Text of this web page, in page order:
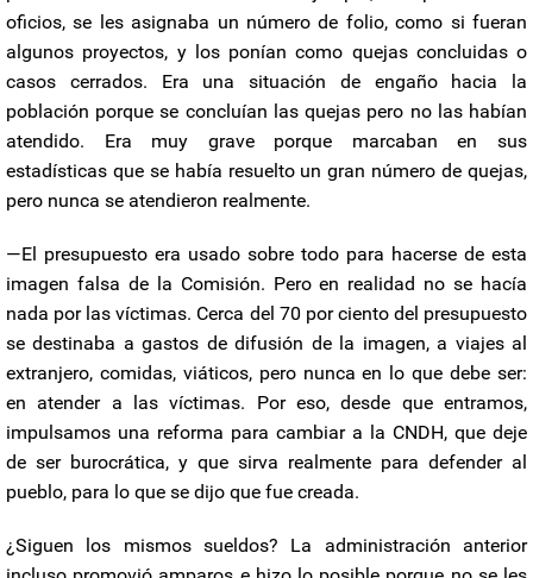
oficios, se les asignaba un número de folio, como si fueran
algunos proyectos, y los ponían como quejas concluidas o
casos cerrados. Era una situación de engaño hacia la
población porque se concluían las quejas pero no las habían
atendido. Era muy grave porque marcaban en sus
estadísticas que se había resuelto un gran número de quejas,
pero nunca se atendieron realmente.
—El presupuesto era usado sobre todo para hacerse de esta
imagen falsa de la Comisión. Pero en realidad no se hacía
nada por las víctimas. Cerca del 70 por ciento del presupuesto
se destinaba a gastos de difusión de la imagen, a viajes al
extranjero, comidas, viáticos, pero nunca en lo que debe ser:
en atender a las víctimas. Por eso, desde que entramos,
impulsamos una reforma para cambiar a la CNDH, que deje
de ser burocrática, y que sirva realmente para defender al
pueblo, para lo que se dijo que fue creada.
¿Siguen los mismos sueldos? La administración anterior